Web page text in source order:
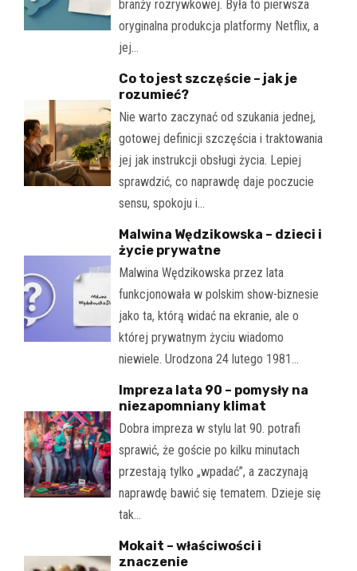
branży rozrywkowej. Była to pierwsza
oryginalna produkcja platformy Netflix, a
jej…
Co to jest szczęście – jak je
rozumieć?
Nie warto zaczynać od szukania jednej,
gotowej definicji szczęścia i traktowania
jej jak instrukcji obsługi życia. Lepiej
sprawdzić, co naprawdę daje poczucie
sensu, spokoju i…
Malwina Wędzikowska – dzieci i
życie prywatne
Malwina Wędzikowska przez lata
funkcjonowała w polskim show-biznesie
jako ta, którą widać na ekranie, ale o
której prywatnym życiu wiadomo
niewiele. Urodzona 24 lutego 1981…
Impreza lata 90 – pomysły na
niezapomniany klimat
Dobra impreza w stylu lat 90. potrafi
sprawić, że goście po kilku minutach
przestają tylko „wpadać”, a zaczynają
naprawdę bawić się tematem. Dzieje się
tak…
Mokait – właściwości i
znaczenie